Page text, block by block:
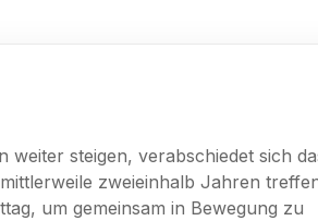
steigen, verabschiedet sich
zweieinhalb Jahren
um gemeinsam in Bewegung zu